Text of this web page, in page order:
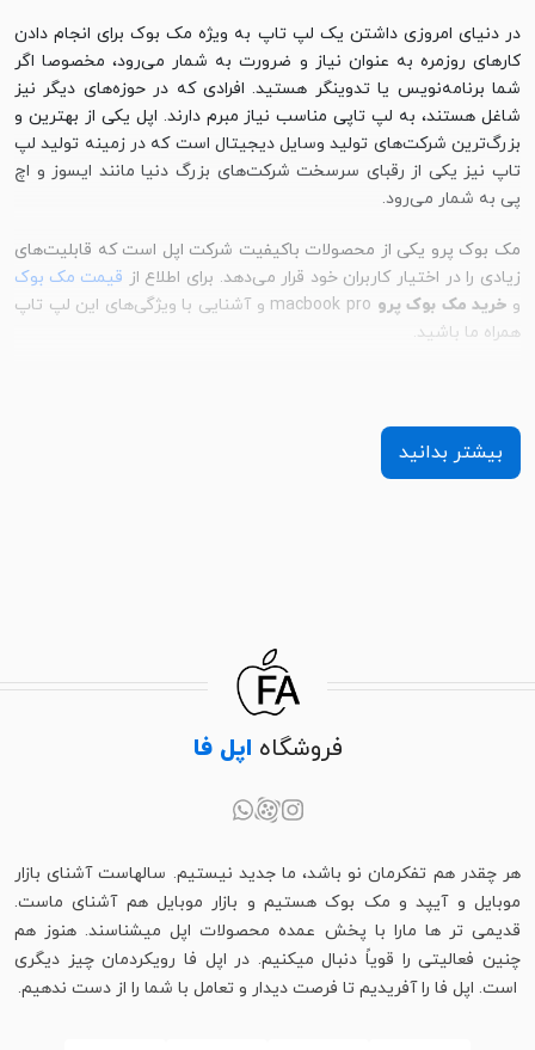
در دنیای امروزی داشتن یک لپ تاپ به ویژه مک بوک برای انجام دادن
کارهای روزمره به عنوان نیاز و ضرورت به شمار می‌رود، مخصوصا اگر
شما برنامه‌نویس یا تدوینگر هستید. افرادی که در حوزه‌های دیگر نیز
شاغل هستند، به لپ تاپی مناسب نیاز مبرم دارند. اپل یکی از بهترین و
بزرگ‌ترین شرکت‌های تولید وسایل دیجیتال است که در زمینه تولید لپ
تاپ نیز یکی از رقبای سرسخت شرکت‌های بزرگ دنیا مانند ایسوز و اچ‌
پی به شمار می‌رود.
مک بوک پرو یکی از محصولات باکیفیت شرکت اپل است که قابلیت‌های
زیادی را در اختیار کاربران خود قرار می‌دهد. برای اطلاع از قیمت مک بوک
و خرید مک بوک پرو
macbook pro و آشنایی با ویژگی‌های این لپ تاپ
همراه ما باشید.
مزایای مک بوک نسبت به لپ تاپ‌های ویندوزی
یکی از بهترین لپ تاپ‌های حال حاضر دنیا است که توسط شرکت اپل
اپل واچ سری 9
،مک بوک ایر2023 ،انواع مدل های ایفون
، ایرپاد پرو2 و…
را به بازار معرفی کرده است که هر کدام از آن‌ها جزو بهترین محصولات
دنیای تکنولوژی هستند.
در این بخش از مطلب قیمت macbook pro قصد داریم شما را با مزایای
بیشتر بدانید
فروشگاه اپل فا
هر چقدر هم تفکرمان نو باشد، ما جدید نیستیم. سالهاست آشنای بازار
موبایل و آیپد و مک بوک هستیم و بازار موبایل هم آشنای ماست.
قدیمی تر ها مارا با پخش عمده محصولات اپل میشناسند. هنوز هم
چنین فعالیتی را قویاً دنبال میکنیم. در اپل فا رویکردمان چیز دیگری
است. اپل فا را آفریدیم تا فرصت دیدار و تعامل با شما را از دست ندهیم.